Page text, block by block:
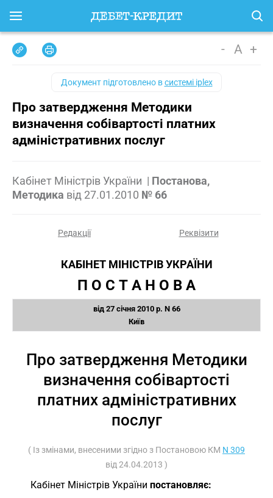
- A +
Документ підготовлено всистемі iplex
Про затвердження Методики
визначення собівартості платних
адміністративних послуг
Кабінет Міністрів України | Постанова,
Методика від 27.01.2010 № 66
Редакції Реквізити
КАБІНЕТ МІНІСТРІВ УКРАЇНИ
П О С Т А Н О В А
від 27 січня 2010 р. N 66
Київ
Про затвердження Методики
визначення собівартості
платних адміністративних
послуг
( Із змінами, внесеними згідно з Постановою КМ N 309
від 24.04.2013 )
Кабінет Міністрів України постановляє: